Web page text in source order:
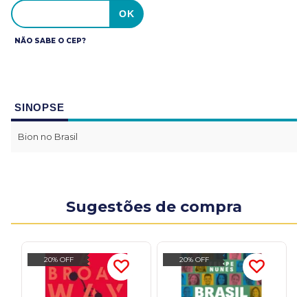
NÃO SABE O CEP?
SINOPSE
Bion no Brasil
Sugestões de compra
20% OFF 20% OFF